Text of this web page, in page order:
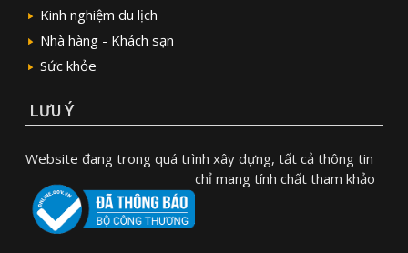
Kinh nghiệm du lịch
Nhà hàng - Khách sạn
Sức khỏe
LƯU Ý
Website đang trong quá trình xây dựng, tất cả thông tin
chỉ mang tính chất tham khảo